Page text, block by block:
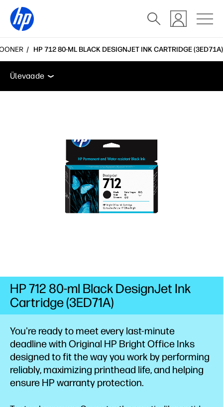
HP 712 80-ML BLACK DESIGNJET INK CARTRIDGE (3ED71A)
Ülevaade
Kasutajatugi
Ülevaade
You're ready to meet every last-minute
deadline with Original HP Bright Office Inks
designed to fit the way you work by performing
reliably, maximizing printhead life, and helping
ensure HP warranty protection.
HP 712 80-ml Black DesignJet Ink
Cartridge (3ED71A)